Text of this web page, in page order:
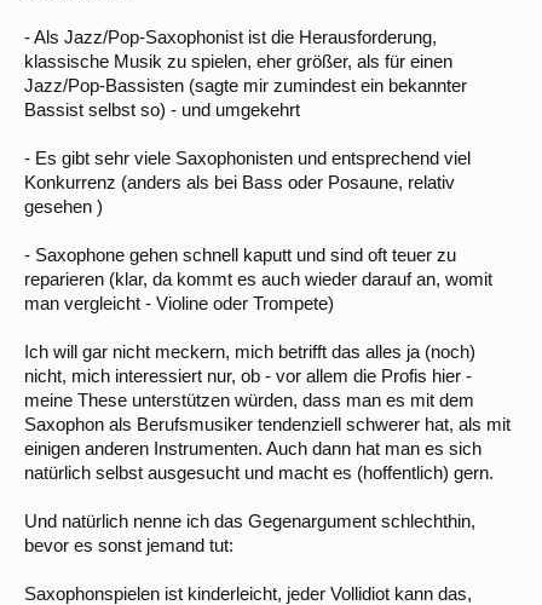
- Als Jazz/Pop-Saxophonist ist die Herausforderung,
klassische Musik zu spielen, eher größer, als für einen
Jazz/Pop-Bassisten (sagte mir zumindest ein bekannter
Bassist selbst so) - und umgekehrt
- Es gibt sehr viele Saxophonisten und entsprechend viel
Konkurrenz (anders als bei Bass oder Posaune, relativ
gesehen )
- Saxophone gehen schnell kaputt und sind oft teuer zu
reparieren (klar, da kommt es auch wieder darauf an, womit
man vergleicht - Violine oder Trompete)
Ich will gar nicht meckern, mich betrifft das alles ja (noch)
nicht, mich interessiert nur, ob - vor allem die Profis hier -
meine These unterstützen würden, dass man es mit dem
Saxophon als Berufsmusiker tendenziell schwerer hat, als mit
einigen anderen Instrumenten. Auch dann hat man es sich
natürlich selbst ausgesucht und macht es (hoffentlich) gern.
Und natürlich nenne ich das Gegenargument schlechthin,
bevor es sonst jemand tut:
Saxophonspielen ist kinderleicht, jeder Vollidiot kann das,